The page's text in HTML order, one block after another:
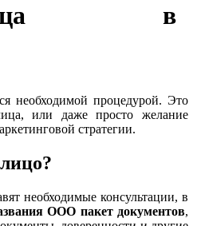
лица в
необходимой процедурой. Это
или даже просто желание
стратегии.
необходимые консультации, в
ООО пакет документов,